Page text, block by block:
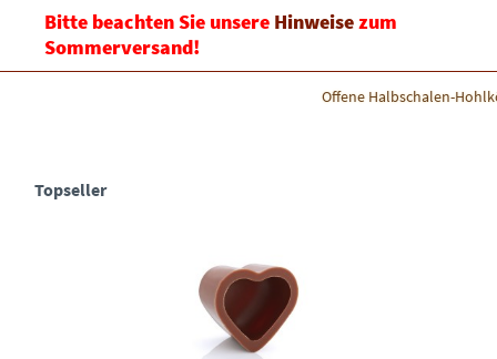
Bitte beachten Sie unsere Hinweisezum
Sommerversand!
Offene Halbschalen-
Topseller